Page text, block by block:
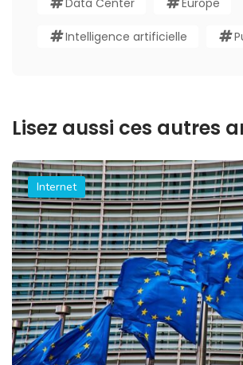
Data Center Europe
Intelligence artificielle
Lisez aussi ces autres
Internet